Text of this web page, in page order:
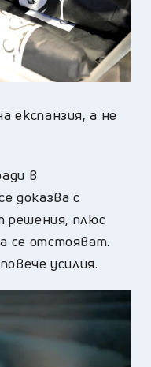
експанзия, а не
в
доказва с
решения, плюс
се отстояват.
усилия.